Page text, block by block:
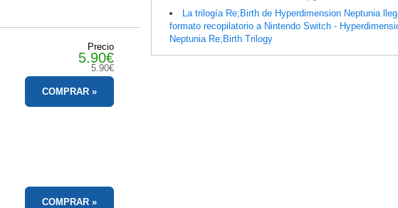
Precio
5.90€
5.90€
COMPRAR
COMPRAR
La trilogía Re;Birth de Hyperdimension Neptunia
formato recopilatorio a Nintendo Switch -
Neptunia Re;Birth Trilogy